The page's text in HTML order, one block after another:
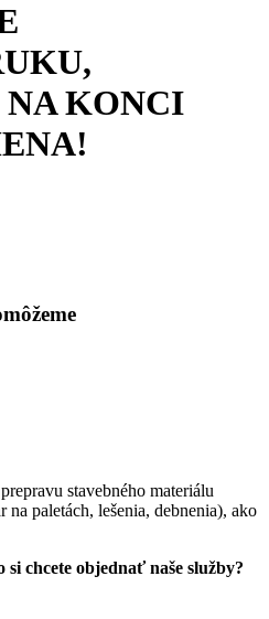
KONCI
stavebného materiálu
paletách, lešenia, debnenia), ako
chcete objednať naše služby?